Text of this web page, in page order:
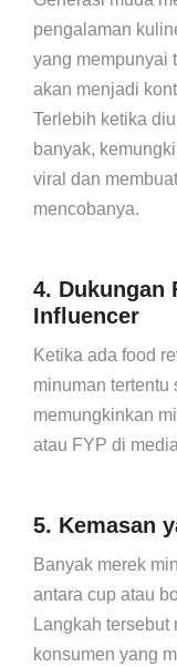
pengalaman
yang mempunyai
akan menjadi
Terlebih ketika
banyak,
viral dan
mencobanya.
4. Dukungan
Influencer
Ketika ada food
minuman tertentu
memungkinkan
atau FYP di
5. Kemasan
Banyak merek
antara cup atau
Langkah
konsumen yang